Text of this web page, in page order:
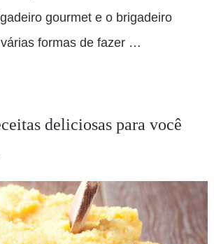
gourmet e o brigadeiro
formas de fazer …
deliciosas para você